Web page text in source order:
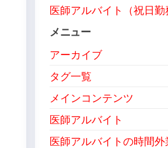
医師アルバイト（祝日勤
メニュー
アーカイブ
タグ一覧
メインコンテンツ
医師アルバイト
医師アルバイトの時間外